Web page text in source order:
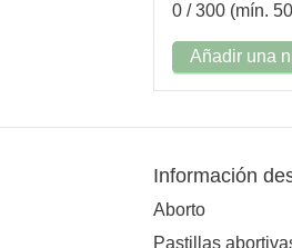
0 / 300 (mín.
Añadir una
Información
Aborto
Pastillas